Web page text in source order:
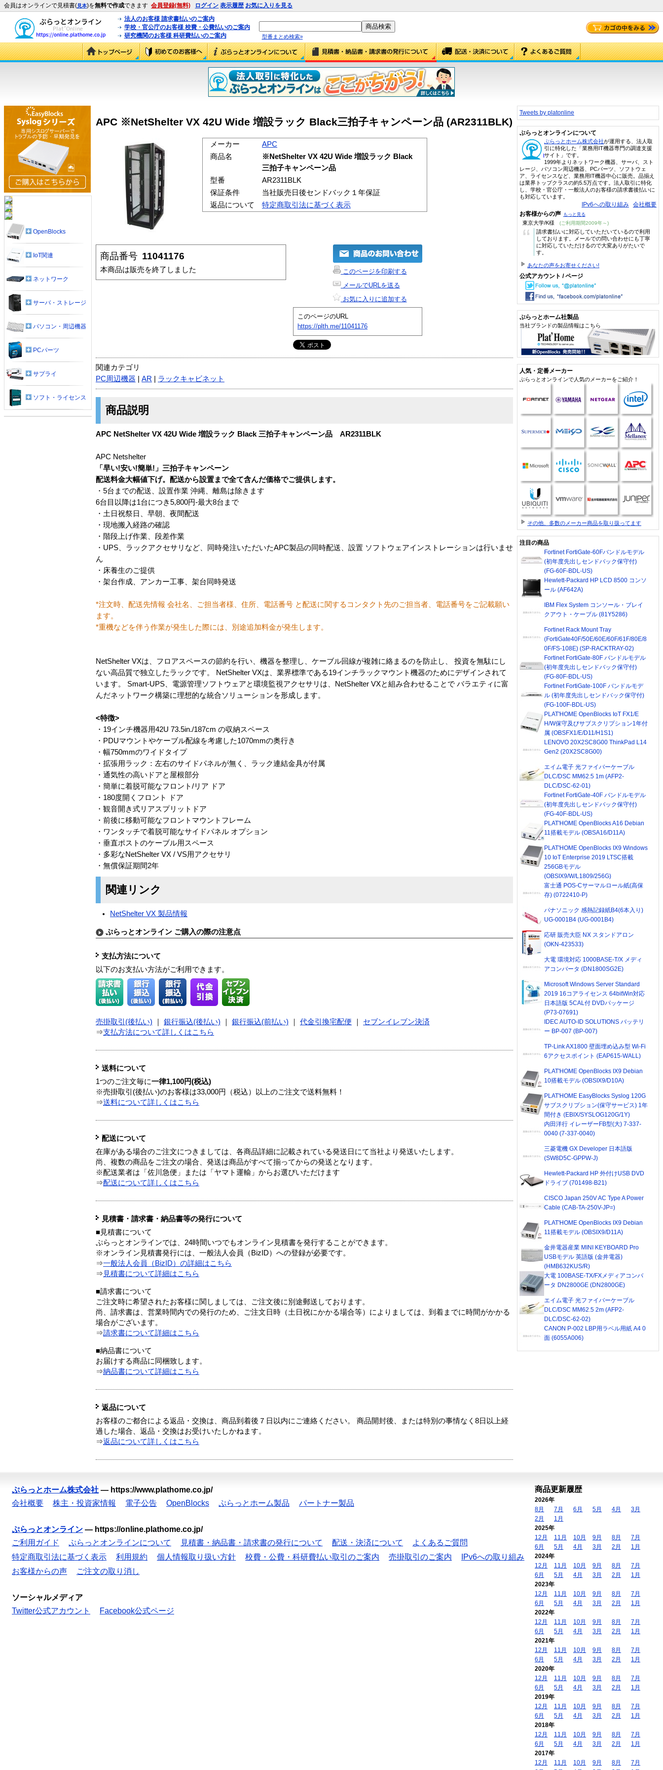
会員はオンラインで見積書(見本)を無料で作成できます 会員登録(無料) ログイン 表示履歴 お気に入りを見る
法人のお客様 請求書払いのご案内
学校・官公庁のお客様 校費・公費払いのご案内
研究機関のお客様 科研費払いのご案内
型番まとめ検索»
APC ※NetShelter VX 42U Wide 増設ラック Black三拍子キャンペーン品 (AR2311BLK)
メーカー
APC
商品名
※NetShelter VX 42U Wide 増設ラック Black
三拍子キャンペーン品
型番
AR2311BLK
保証条件
当社販売日後センドバック１年保証
返品について
特定商取引法に基づく表示
商品番号 11041176
本商品は販売を終了しました
このページを印刷する
メールでURLを送る
お気に入りに追加する
このページのURL
https://plth.me/11041176
関連カテゴリ
PC周辺機器
AR ラックキャビネット
商品説明
APC NetShelter VX 42U Wide 増設ラック Black 三拍子キャンペーン品 AR2311BLK
APC Netshelter
「早い!安い!簡単!」三拍子キャンペーン
配送料金大幅値下げ。配送から設置まで全て含んだ価格でご提供します。
・5台までの配送、設置作業 沖縄、離島は除きます
6台目以降は1台につき5,800円-最大8台まで
・土日祝祭日、早朝、夜間配送
・現地搬入経路の確認
・階段上げ作業、段差作業
・UPS、ラックアクセサリなど、同時発注いただいたAPC製品の同時配送、設置 ソフトウェアインストレーションは行いませ
ん
・床養生のご提供
・架台作成、アンカー工事、架台同時発送
*注文時、配送先情報 会社名、ご担当者様、住所、電話番号 と配送に関するコンタクト先のご担当者、電話番号をご記載願い
ます。
*重機などを伴う作業が発生した際には、別途追加料金が発生します。
NetShelter VXは、フロアスペースの節約を行い、機器を整理し、ケーブル回線が複雑に絡まるのを防止し、 投資を無駄にし
ない高品質で独立したラックです。 NetShelter VXは、業界標準である19インチラックマウント機器のためにデザインされて
います。 Smart-UPS、電源管理ソフトウェアと環境監視アクセサリは、NetShelter VXと組み合わせることで バラエティに富
んだネットワーク構築に理想的な統合ソリューションを形成します。
<特徴>
・19インチ機器用42U 73.5in./187cm の収納スペース
・PDUマウントやケーブル配線を考慮した1070mmの奥行き
・幅750mmのワイドタイプ
・拡張用ラック：左右のサイドパネルが無く、ラック連結金具が付属
・通気性の高いドアと屋根部分
・簡単に着脱可能なフロント/リア ドア
・180度開くフロント ドア
・観音開き式リアスプリットドア
・前後に移動可能なフロントマウントフレーム
・ワンタッチで着脱可能なサイドパネル オプション
・垂直ポストのケーブル用スペース
・多彩なNetShelter VX / VS用アクセサリ
・無償保証期間2年
関連リンク
NetShelter VX 製品情報
ぷらっとオンライン ご購入の際の注意点
支払方法について
以下のお支払い方法がご利用できます。
売掛取引(後払い) 銀行振込(後払い) 銀行振込(前払い) 代金引換宅配便
セブンイレブン決済
⇒支払方法について詳しくはこちら
送料について
1つのご注文毎に一律1,100円(税込)
※売掛取引(後払い)のお客様は33,000円（税込）以上のご注文で送料無料！
⇒送料について詳しくはこちら
配送について
在庫がある場合のご注文につきましては、各商品詳細に記載されている発送日にて当社より発送いたします。
尚、複数の商品をご注文の場合、発送は商品がすべて揃ってからの発送となります。
※配送業者は「佐川急便」または「ヤマト運輸」からお選びいただけます
⇒配送について詳しくはこちら
見積書・請求書・納品書等の発行について
■見積書について
ぷらっとオンラインでは、24時間いつでもオンライン見積書を発行することができます。
※オンライン見積書発行には、一般法人会員（BizID）への登録が必要です。
⇒一般法人会員（BizID）の詳細はこちら
⇒ 見積書について詳細はこちら
■請求書について
ご注文時に希望されたお客様に関しましては、ご注文後に別途郵送しております。
尚、請求書は、営業時間内での発行のため、ご注文日時（土日祝にかかる場合等）によりましては、到着までに時間がかかる
場合がございます。
⇒請求書について詳細はこちら
■納品書について
お届けする商品に同梱致します。
⇒納品書について詳細はこちら
返品について
お客様のご都合による返品・交換は、商品到着後７日以内にご連絡ください。 商品開封後、または特別の事情なく8日以上経
過した場合、返品・交換はお受けいたしかねます。
⇒返品について詳しくはこちら
OpenBlocks
IoT関連
ネットワーク
サーバ・ストレージ
パソコン・周辺機器
PCパーツ
サプライ
ソフト・ライセンス
Tweets by platonline
ぷらっとオンラインについて
ぷらっとホーム株式会社が運用する、法人取
引に特化した「業務用IT機器専門の調達支援
サイト」です。
1999年よりネットワーク機器、サーバ、スト
レージ、パソコン周辺機器、PCパーツ、ソフトウェ
ア、ライセンスなど、業務用IT機器中心に販売。品揃え
は業界トップクラスの約5.5万点です。法人取引に特化
し、学校・官公庁・一般法人のお客様の請求書後払いに
も対応しています。
IPv6への取り組み 会社概要
お客様からの声 もっと見る
東京大学/K様 (ご利用期間2009年～)
“
請求書払いに対応していただいているので利用
しております。メールでの問い合わせにも丁寧
に対応していただけるので大変ありがたいで
す。
あなたの声をお寄せください!
公式アカウント / ページ
ぷらっとホーム社製品
当社ブランドの製品情報はこちら
人気・定番メーカー
ぷらっとオンラインで人気のメーカーをご紹介！
その他、多数のメーカー商品を取り扱ってます
注目の商品
Fortinet FortiGate-60Fバンドルモデル
(初年度先出しセンドバック保守付)
(FG-60F-BDL-US)
Hewlett-Packard HP LCD 8500 コンソ
ール (AF642A)
IBM Flex System コンソール・ブレイ
クアウト・ケーブル (81Y5286)
Fortinet Rack Mount Tray
(FortiGate40F/50E/60E/60F/61F/80E/8
0F/FS-108E) (SP-RACKTRAY-02)
Fortinet FortiGate-80F バンドルモデル
(初年度先出しセンドバック保守付)
(FG-80F-BDL-US)
Fortinet FortiGate-100F バンドルモデ
ル (初年度先出しセンドバック保守付)
(FG-100F-BDL-US)
PLAT'HOME OpenBlocks IoT FX1/E
H/W保守及びサブスクリプション1年付
属 (OBSFX1/E/D11/H1S1)
LENOVO 20X2SC8G00 ThinkPad L14
Gen2 (20X2SC8G00)
エイム電子 光ファイバーケーブル
DLC/DSC MM62.5 1m (AFP2-
DLC/DSC-62-01)
Fortinet FortiGate-40F バンドルモデル
(初年度先出しセンドバック保守付)
(FG-40F-BDL-US)
PLAT'HOME OpenBlocks A16 Debian
11搭載モデル (OBSA16/D11A)
PLAT'HOME OpenBlocks IX9 Windows
10 IoT Enterprise 2019 LTSC搭載
256GBモデル
(OBSIX9/W/L1809/256G)
富士通 POS-Cサーマルロール紙(高保
存) (0722410-P)
パナソニック 感熱記録紙B4(6本入り)
UG-0001B4 (UG-0001B4)
応研 販売大臣 NX スタンドアロン
(OKN-423533)
大電 環境対応 1000BASE-T/X メディ
アコンバータ (DN1800SG2E)
Microsoft Windows Server Standard
2019 16コアライセンス 64bitWin対応
日本語版 5CAL付 DVDパッケージ
(P73-07691)
IDEC AUTO-ID SOLUTIONS バッテリ
ー BP-007 (BP-007)
TP-Link AX1800 壁面埋め込み型 Wi-Fi
6アクセスポイント (EAP615-WALL)
PLAT'HOME OpenBlocks IX9 Debian
10搭載モデル (OBSIX9/D10A)
PLAT'HOME EasyBlocks Syslog 120G
サブスクリプション(保守サービス) 1年
間付き (EBIX/SYSLOG120G/1Y)
内田洋行 イレーザーFB型(大) 7-337-
0040 (7-337-0040)
三菱電機 GX Developer 日本語版
(SW8D5C-GPPW-J)
Hewlett-Packard HP 外付けUSB DVD
ドライブ (701498-B21)
CISCO Japan 250V AC Type A Power
Cable (CAB-TA-250V-JP=)
PLAT'HOME OpenBlocks IX9 Debian
11搭載モデル (OBSIX9/D11A)
金井電器産業 MINI KEYBOARD Pro
USBモデル 英語版 (金井電器)
(HMB632KUS/R)
大電 100BASE-TX/FXメディアコンバ
ータ DN2800GE (DN2800GE)
エイム電子 光ファイバーケーブル
DLC/DSC MM62.5 2m (AFP2-
DLC/DSC-62-02)
CANON P-002 LBP用ラベル用紙 A4 0
面 (6055A006)
ぷらっとホーム株式会社 — https://www.plathome.co.jp/
会社概要
株主・投資家情報 電子公告 OpenBlocks ぷらっとホーム製品 パートナー製品
ぷらっとオンライン — https://online.plathome.co.jp/
ご利用ガイド
ぷらっとオンラインについて 見積書・納品書・請求書の発行について 配送・決済について
よくあるご質問
特定商取引法に基づく表示
利用規約 個人情報取り扱い方針 校費・公費・科研費払い取引のご案内 売掛取引のご案内
IPv6への取り組み
お客様からの声
ご注文の取り消し
ソーシャルメディア
Twitter公式アカウント
Facebook公式ページ
商品更新履歴
2026年
8月
7月 6月 5月 4月
3月
2月
1月
2025年
12月
11月 10月 9月 8月
7月
6月
5月 4月 3月 2月
1月
2024年
12月
11月 10月 9月 8月
7月
6月
5月 4月 3月 2月
1月
2023年
12月
11月 10月 9月 8月
7月
6月
5月 4月 3月 2月
1月
2022年
12月
11月 10月 9月 8月
7月
6月
5月 4月 3月 2月
1月
2021年
12月
11月 10月 9月 8月
7月
6月
5月 4月 3月 2月
1月
2020年
12月
11月 10月 9月 8月
7月
6月
5月 4月 3月 2月
1月
2019年
12月
11月 10月 9月 8月
7月
6月
5月 4月 3月 2月
1月
2018年
12月
11月 10月 9月 8月
7月
6月
5月 4月 3月 2月
1月
2017年
12月
11月 10月 9月 8月
7月